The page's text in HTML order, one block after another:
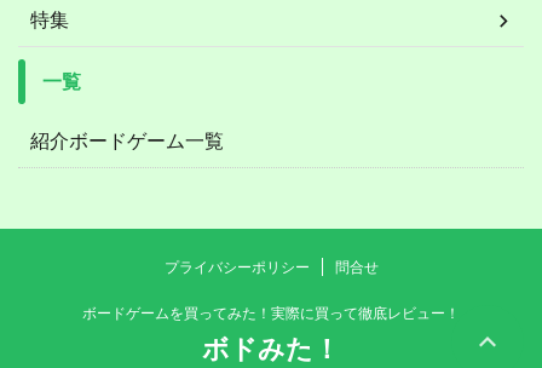
特集
一覧
紹介ボードゲーム一覧
プライバシーポリシー 問合せ
ボードゲームを買ってみた！実際に買って徹底レビュー！
ボドみた！